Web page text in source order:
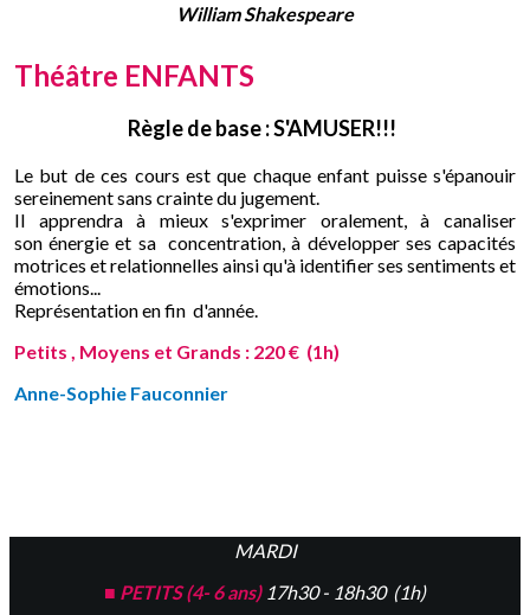
William Shakespeare
Théâtre ENFANTS
Règle de base : S'AMUSER!!!
Le but de ces cours est que chaque enfant puisse s'épanouir
sereinement sans crainte du jugement.
Il apprendra à mieux s'exprimer oralement, à canaliser
son énergie et sa concentration, à développer ses capacités
motrices et relationnelles ainsi qu'à identifier ses sentiments et
émotions...
Représentation en fin d'année.
Petits , Moyens et Grands : 220 € (1h)
Anne-Sophie Fauconnier
MARDI
■ PETITS (4- 6 ans) 17h30 - 18h30 (1h)